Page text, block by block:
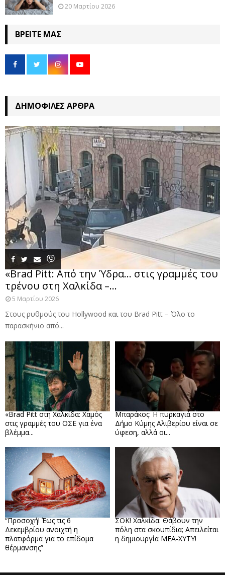
20 Μαρτίου 2026
ΒΡΕΊΤΕ ΜΑΣ
ΔΗΜΟΦΙΛΈΣ ΆΡΘΡΑ
«Brad Pitt: Από την Ύδρα… στις γραμμές του
τρένου στη Χαλκίδα –...
5 Μαρτίου 2026
Στους ρυθμούς του Hollywood και του Brad Pitt – Όλο το
παρασκήνιο από...
«Brad Pitt στη Χαλκίδα: Χαμός
στις γραμμές του ΟΣΕ για ένα
βλέμμα...
Μπαράκος: Η πυρκαγιά στο
Δήμο Κύμης Αλιβερίου είναι σε
ύφεση, αλλά οι...
“Προσοχή! Έως τις 6
Δεκεμβρίου ανοιχτή η
πλατφόρμα για το επίδομα
θέρμανσης”
ΣΟΚ! Χαλκίδα: Θάβουν την
πόλη στα σκουπίδια; Απειλείται
η δημιουργία ΜΕΑ-ΧΥΤΥ!